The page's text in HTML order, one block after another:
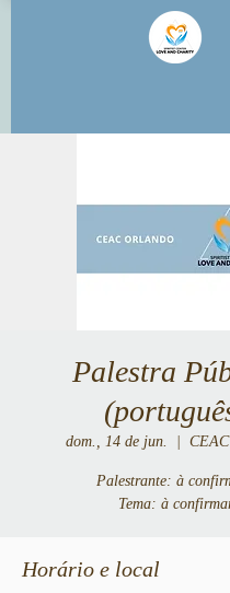
Palestra
dom., 14 de jun.
Palestrante: à
Tema: à
Horário e local